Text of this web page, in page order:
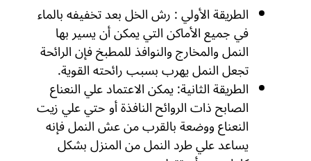
الطريقة الأولي : رش الخل بعد تخفيفه بالماء
في جميع الأماكن التي يمكن أن يسير بها
النمل والمخارج والنوافذ للمطبخ فإن الرائحة
تجعل النمل يهرب بسبب رائحته القوية.
الطريقة الثانية: يمكن الاعتماد علي النعناع
الصابح ذات الروائح النافذة أو حتي علي زيت
النعناع ووضعة بالقرب من عش النمل فإنه
يساعد علي طرد النمل من المنزل بشكل